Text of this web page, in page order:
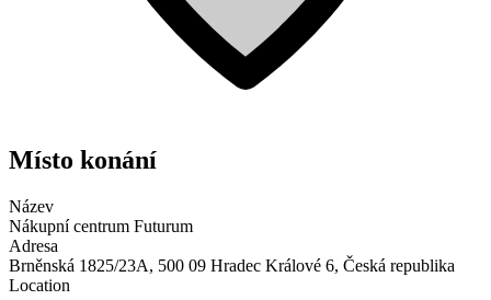
Místo konání
Název
Nákupní centrum Futurum
Adresa
Brněnská 1825/23A, 500 09 Hradec Králové 6, Česká republika
Location